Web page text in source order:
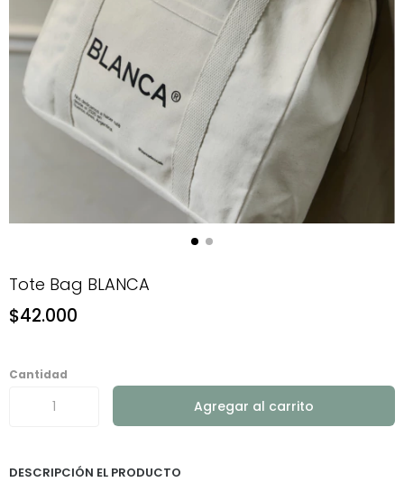
Tote Bag BLANCA
$42.000
Cantidad
DESCRIPCIÓN EL PRODUCTO